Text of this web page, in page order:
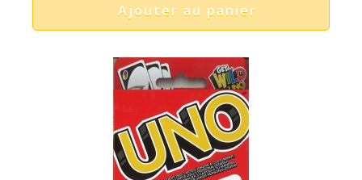
Ajouter au panier